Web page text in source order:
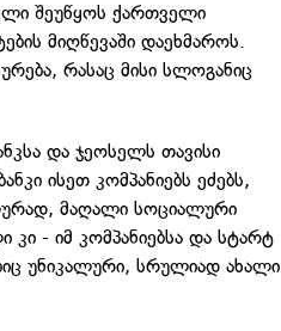
შეუწყოს ქართველი
მიღწევაში დაეხმაროს.
რასაც მისი სლოგანიც
და ჯეოსელს თავისი
ისეთ კომპანიებს ეძებს,
მაღალი სოციალური
კი - იმ კომპანიებსა და სტარტ
უნიკალური, სრულიად ახალი